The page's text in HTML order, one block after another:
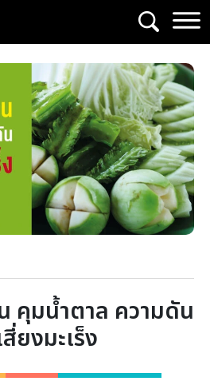
คุมน้ำตาล ความดัน
ยงมะเร็ง